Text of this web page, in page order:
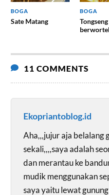
BOGA
Sate Matang
BOGA
Tongseng
berwortel
11 COMMENTS
Ekopriantoblog.id
Aha,,,jujur aja belalang
sekali,,,,saya adalah
dan merantau ke
mudik menggunakan
saya yaitu lewat